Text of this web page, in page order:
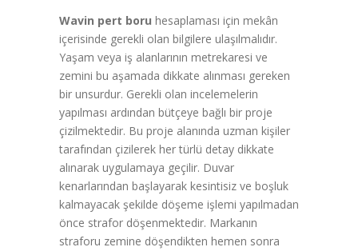
Wavin pert boru hesaplaması için mekân
içerisinde gerekli olan bilgilere ulaşılmalıdır.
Yaşam veya iş alanlarının metrekaresi ve
zemini bu aşamada dikkate alınması gereken
bir unsurdur. Gerekli olan incelemelerin
yapılması ardından bütçeye bağlı bir proje
çizilmektedir. Bu proje alanında uzman kişiler
tarafından çizilerek her türlü detay dikkate
alınarak uygulamaya geçilir. Duvar
kenarlarından başlayarak kesintisiz ve boşluk
kalmayacak şekilde döşeme işlemi yapılmadan
önce strafor döşenmektedir. Markanın
straforu zemine döşendikten hemen sonra